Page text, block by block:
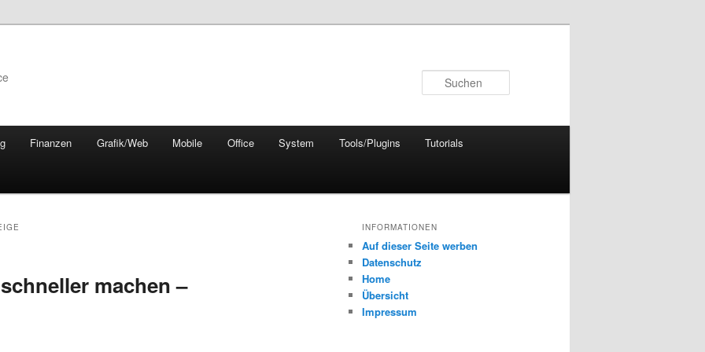
Finanzen Grafik/Web Mobile Office System Tools/Plugins Tutorials
machen –
INFORMATIONEN
Auf dieser Seite werben
Datenschutz
Home
Übersicht
Impressum